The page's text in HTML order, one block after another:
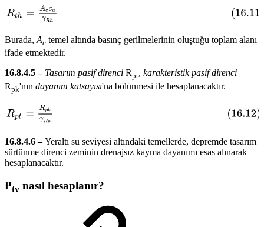
Burada, Ac temel altında basınç gerilmelerinin oluştuğu toplam alanı
ifade etmektedir.
16.8.4.5 – Tasarım pasif direnci Rpt, karakteristik pasif direnci
Rpk'nın dayanım katsayısı'na bölünmesi ile hesaplanacaktır.
16.8.4.6 –Yeraltı su seviyesi altındaki temellerde, depremde tasarım
sürtünme direnci zeminin drenajsız kayma dayanımı esas alınarak
hesaplanacaktır.
Ptv nasıl hesaplanır?